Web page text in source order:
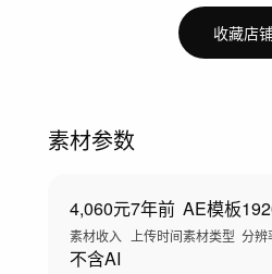
收藏店
素材参数
4,060元
素材收入
7年前
上传时间
AE模板
素材类型 分辨
不含AI